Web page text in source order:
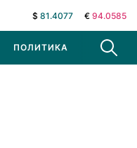
$ 81.4077 € 94.0585
ПОЛИТИКА В МИРЕ